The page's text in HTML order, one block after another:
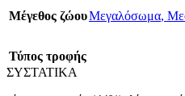
Μέγεθος ζώουΜεγαλόσωμα,
Τύπος τροφής
ΣΥΣΤΑΤΙΚΑ